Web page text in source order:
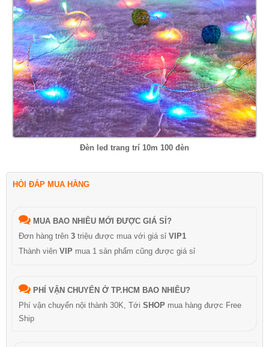
Đèn led trang trí 10m 100 đèn
HỎI ĐÁP MUA HÀNG
MUA BAO NHIÊU MỚI ĐƯỢC GIÁ SỈ?
Đơn hàng trên 3 triệu được mua với giá sỉ VIP1
Thành viên VIP mua 1 sản phẩm cũng được giá sỉ
PHÍ VẬN CHUYỂN Ở TP.HCM BAO NHIÊU?
Phí vận chuyển nội thành 30K, Tới SHOP mua hàng được Free
Ship